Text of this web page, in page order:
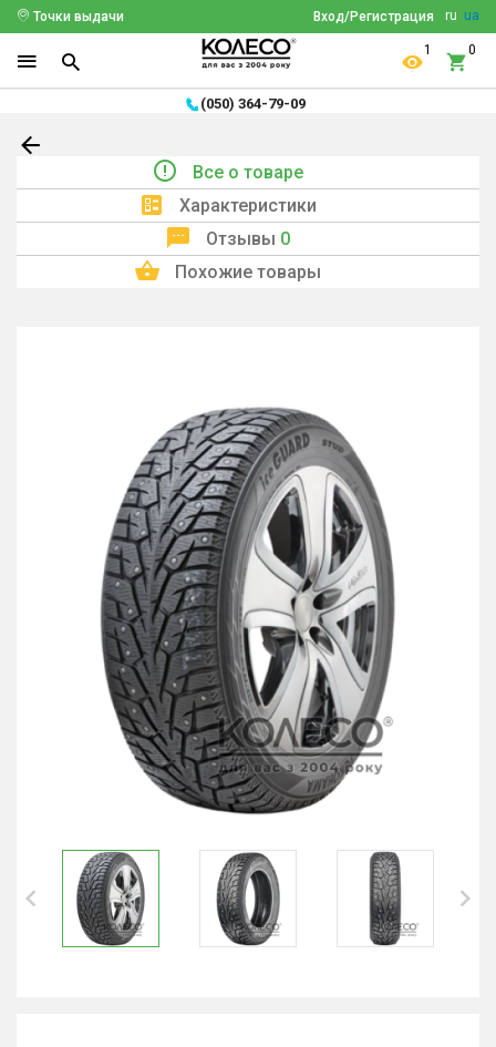
ru ua
Вход/Регистрация
Точки выдачи
1 0
(050) 364-79-09
Все о товаре
Характеристики
Отзывы 0
Похожие товары